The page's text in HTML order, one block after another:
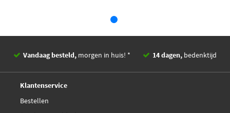
Vandaag besteld, morgen in huis! * 14 dagen, bedenktijd
Klantenservice
Bestellen